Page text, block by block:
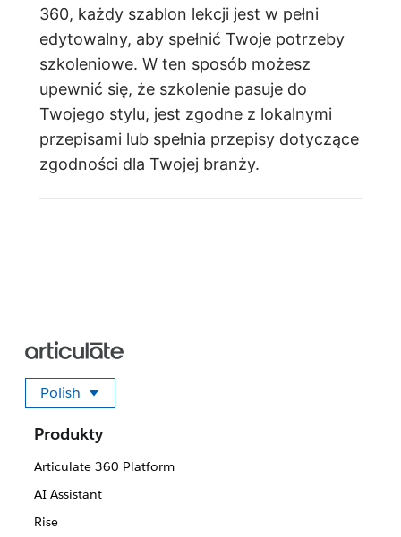
360, każdy szablon lekcji jest w pełni
edytowalny, aby spełnić Twoje potrzeby
szkoleniowe. W ten sposób możesz
upewnić się, że szkolenie pasuje do
Twojego stylu, jest zgodne z lokalnymi
przepisami lub spełnia przepisy dotyczące
zgodności dla Twojej branży.
Polish
Wybierz swój język
Produkty
Articulate 360 Platform
AI Assistant
Rise